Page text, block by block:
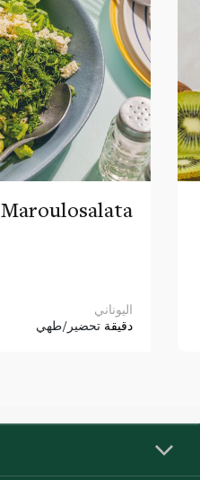
Maroulosalata
اليوناني
دقيقة تحضير/طهي